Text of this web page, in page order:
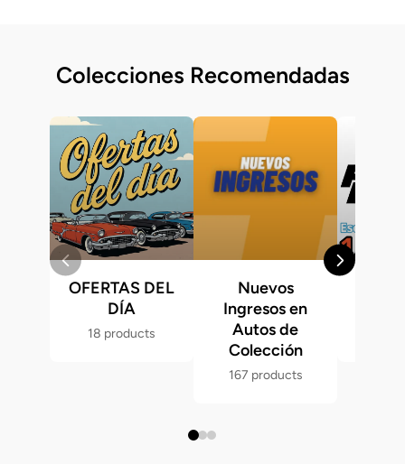
Colecciones Recomendadas
OFERTAS DEL
DÍA
18 products
Nuevos
Ingresos en
Autos de
Colección
167 products